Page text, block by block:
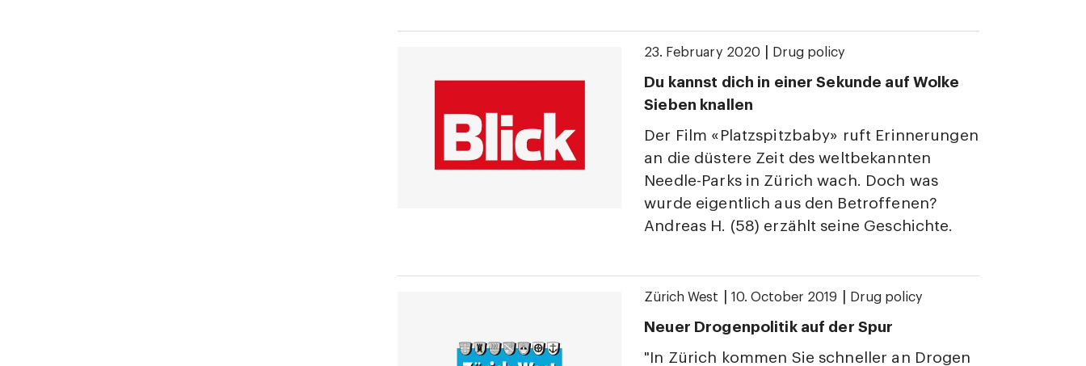
23. February 2020 Drug policy
Du kannst dich in einer Sekunde auf Wolke
Sieben knallen
Der Film «Platzspitzbaby» ruft Erinnerungen
an die düstere Zeit des weltbekannten
Needle-Parks in Zürich wach. Doch was
wurde eigentlich aus den Betroffenen?
Andreas H. (58) erzählt seine Geschichte.
Zürich West 10. October 2019 Drug policy
Neuer Drogenpolitik auf der Spur
"In Zürich kommen Sie schneller an Drogen